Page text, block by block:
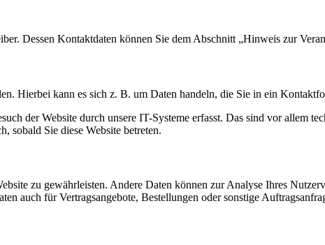
Dessen Kontaktdaten können Sie dem Abschnitt „Hinweis zur
Hierbei kann es sich z. B. um Daten handeln, die Sie in ein
der Website durch unsere IT-Systeme erfasst. Das sind vor allem
sobald Sie diese Website betreten.
zu gewährleisten. Andere Daten können zur Analyse Ihres
auch für Vertragsangebote, Bestellungen oder sonstige